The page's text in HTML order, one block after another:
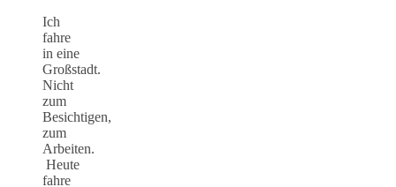
Ich
fahre
in eine
Großstadt.
Nicht
zum
Besichtigen,
zum
Arbeiten.
Heute
fahre